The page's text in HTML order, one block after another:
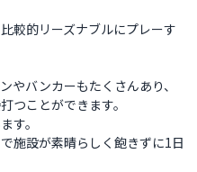
較的リーズナブルにプレーす
やバンカーもたくさんあり、
つことができます。
す。
施設が素晴らしく飽きずに1日